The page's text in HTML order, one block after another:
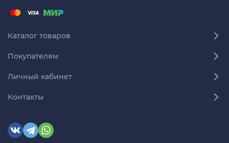
Каталог товаров
Покупателям
Личный кабинет
Контакты